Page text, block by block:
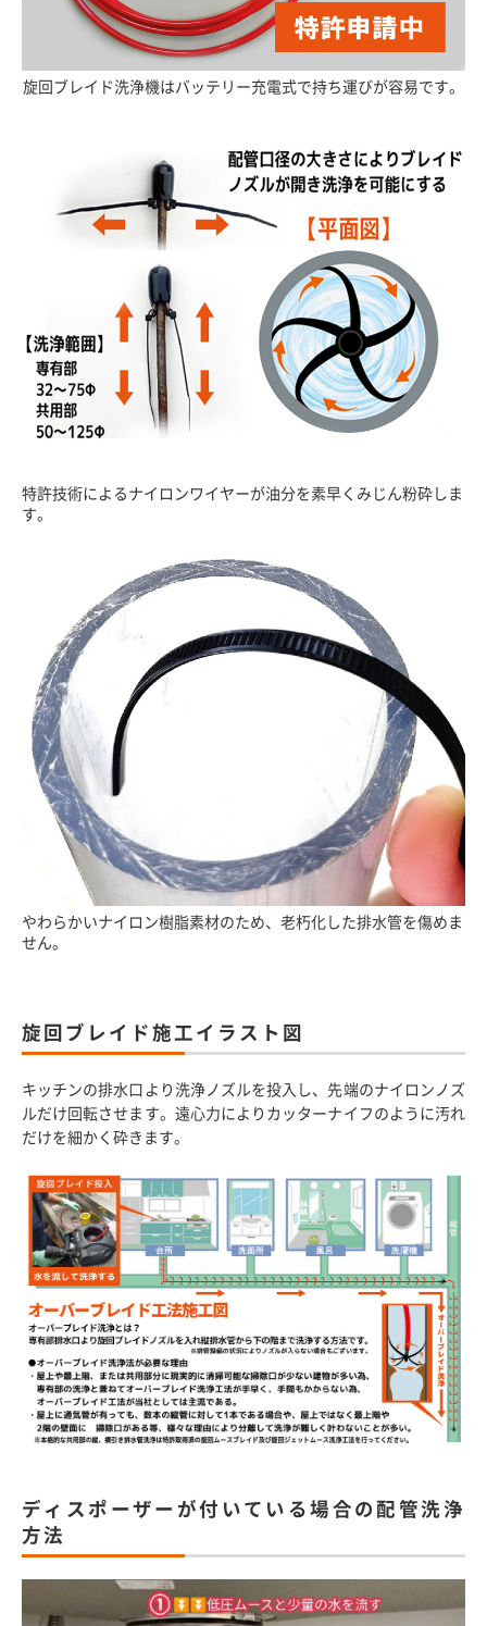
旋回ブレイド洗浄機はバッテリー充電式で持ち運びが容易です。
特許技術によるナイロンワイヤーが油分を素早くみじん粉砕しま
す。
やわらかいナイロン樹脂素材のため、老朽化した排水管を傷めま
せん。
旋回ブレイド施工イラスト図
キッチンの排水口より洗浄ノズルを投入し、先端のナイロンノズ
ルだけ回転させます。遠心力によりカッターナイフのように汚れ
だけを細かく砕きます。
ディスポーザーが付いている場合の配管洗浄
方法